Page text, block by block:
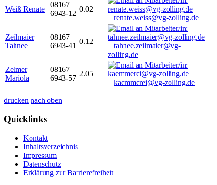
Weiß Renate
08167
6943-12
0.02
renate.weiss@vg-zolling.de
Zeilmaier
Tahnee
08167
6943-41
0.12
tahnee.zeilmaier@vg-
zolling.de
Zelmer
Mariola
08167
6943-57
2.05
kaemmerei@vg-zolling.de
drucken nach oben
Quicklinks
Kontakt
Inhaltsverzeichnis
Impressum
Datenschutz
Erklärung zur Barrierefreiheit